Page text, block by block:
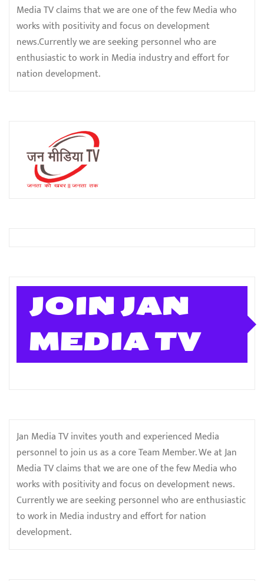
Media TV claims that we are one of the few Media who
works with positivity and focus on development
news.Currently we are seeking personnel who are
enthusiastic to work in Media industry and effort for
nation development.
JOIN JAN
MEDIA TV
Jan Media TV invites youth and experienced Media
personnel to join us as a core Team Member. We at Jan
Media TV claims that we are one of the few Media who
works with positivity and focus on development news.
Currently we are seeking personnel who are enthusiastic
to work in Media industry and effort for nation
development.